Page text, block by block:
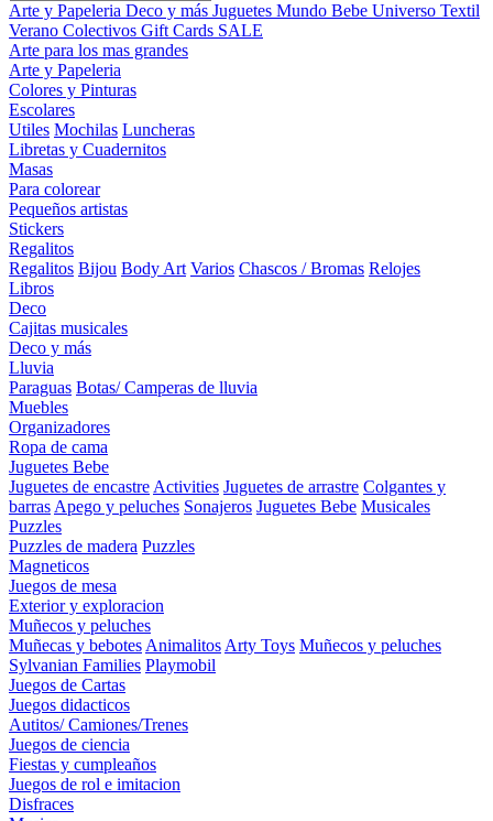
Arte y Papeleria Deco y más Juguetes Mundo Bebe Universo Textil
Verano Colectivos Gift Cards SALE
Arte para los mas grandes
Arte y Papeleria
Colores y Pinturas
Escolares
Utiles Mochilas Luncheras
Libretas y Cuadernitos
Masas
Para colorear
Pequeños artistas
Stickers
Regalitos
Regalitos Bijou Body Art Varios Chascos / Bromas Relojes
Libros
Deco
Cajitas musicales
Deco y más
Lluvia
Paraguas Botas/ Camperas de lluvia
Muebles
Organizadores
Ropa de cama
Juguetes Bebe
Juguetes de encastre Activities Juguetes de arrastre Colgantes y
barras Apego y peluches Sonajeros Juguetes Bebe Musicales
Puzzles
Puzzles de madera Puzzles
Magneticos
Juegos de mesa
Exterior y exploracion
Muñecos y peluches
Muñecas y bebotes Animalitos Arty Toys Muñecos y peluches
Sylvanian Families Playmobil
Juegos de Cartas
Juegos didacticos
Autitos/ Camiones/Trenes
Juegos de ciencia
Fiestas y cumpleaños
Juegos de rol e imitacion
Disfraces